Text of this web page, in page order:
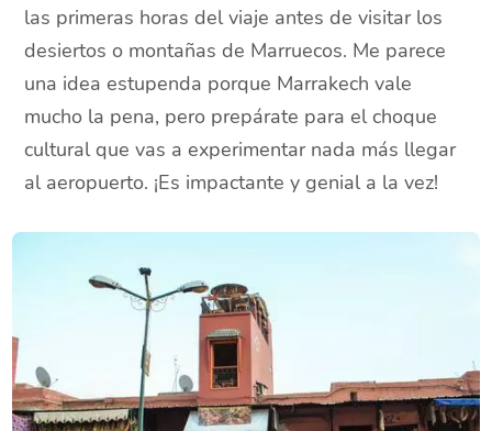
las primeras horas del viaje antes de visitar los
desiertos o montañas de Marruecos. Me parece
una idea estupenda porque Marrakech vale
mucho la pena, pero prepárate para el choque
cultural que vas a experimentar nada más llegar
al aeropuerto. ¡Es impactante y genial a la vez!